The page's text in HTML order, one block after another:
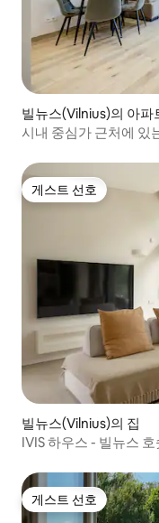
빌뉴스(Vilnius)의 아파
시내 중심가 근처에 있
게스트 선호
게스트 선호
빌뉴스(Vilnius)의 집
IVIS 하우스 - 빌뉴스
게스트 선호
게스트 선호